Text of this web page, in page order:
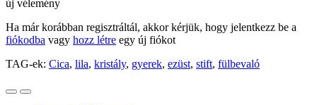
új vélemény
Ha már korábban regisztráltál, akkor kérjük, hogy jelentkezz be a
fiókodba vagy hozz létre egy új fiókot
TAG-ek: Cica, lila, kristály, gyerek, ezüst, stift, fülbevaló